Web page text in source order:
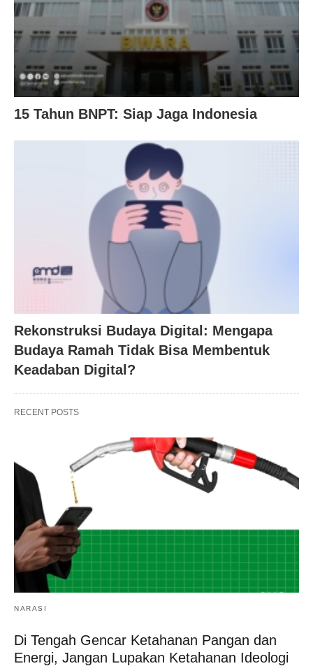
15 Tahun BNPT: Siap Jaga Indonesia
Rekonstruksi Budaya Digital: Mengapa
Budaya Ramah Tidak Bisa Membentuk
Keadaban Digital?
RECENT POSTS
NARASI
Di Tengah Gencar Ketahanan Pangan dan
Energi, Jangan Lupakan Ketahanan Ideologi